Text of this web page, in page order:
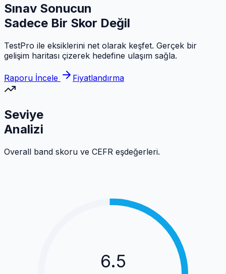
Sınav Sonucun
Sadece Bir Skor Değil
TestPro ile eksiklerini net olarak keşfet. Gerçek bir
gelişim haritası çizerek hedefine ulaşım sağla.
Raporu İncele Fiyatlandırma
Seviye
Analizi
Overall band skoru ve CEFR eşdeğerleri.
6.5